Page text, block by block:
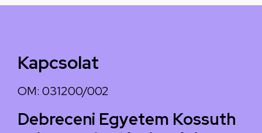
Kapcsolat
OM: 031200/002
Debreceni Egyetem Kossuth